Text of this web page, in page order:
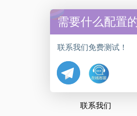
高防服务器
香港高防服务器出
台湾高防服务器租赁
日本高防服务器
韩国高防服务器
联系我们
需要什么配置
联系我们免费测试！